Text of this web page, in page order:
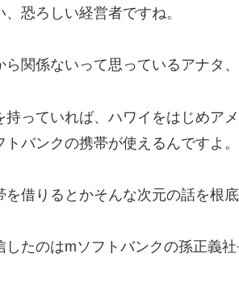
恐ろしい経営者ですね。
関係ないって思っているアナタ、
持っていれば、ハワイをはじめア
バンクの携帯が使えるんですよ。
借りるとかそんな次元の話を根
したのはmソフトバンクの孫正義